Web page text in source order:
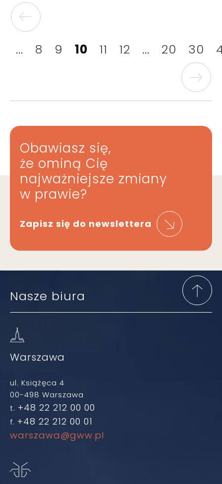
... 8 9 10 11 12 ... 20 30
Obawiasz się,
że ominą Cię
najważniejsze zmiany
w prawie?
Zapisz się do newslettera
Nasze biura
Warszawa
ul. Książęca 4
00-498 Warszawa
t. +48 22 212 00 00
f. +48 22 212 00 01
warszawa@gww.pl